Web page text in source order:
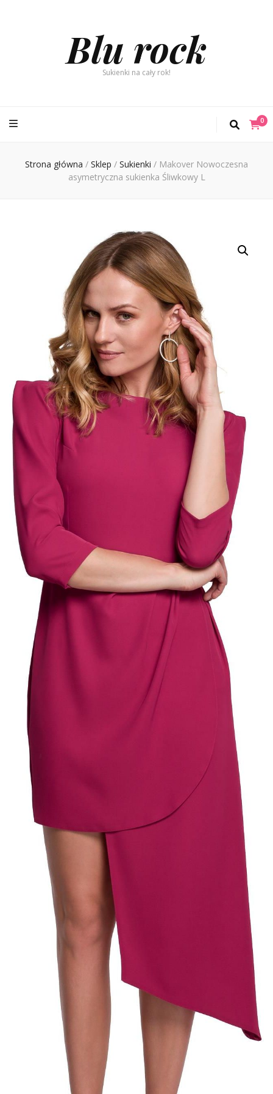
Blu rock
Sukienki na cały rok!
0
Strona główna / Sklep / Sukienki / Makover Nowoczesna
asymetryczna sukienka Śliwkowy L